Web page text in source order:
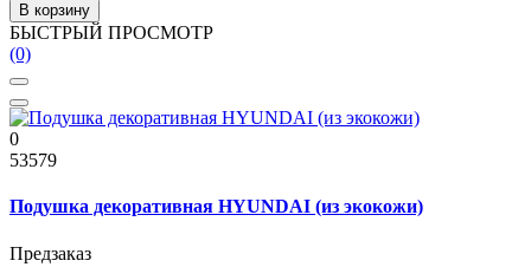
В корзину
БЫСТРЫЙ ПРОСМОТР
(0)
0
53579
Подушка декоративная HYUNDAI (из экокожи)
Предзаказ